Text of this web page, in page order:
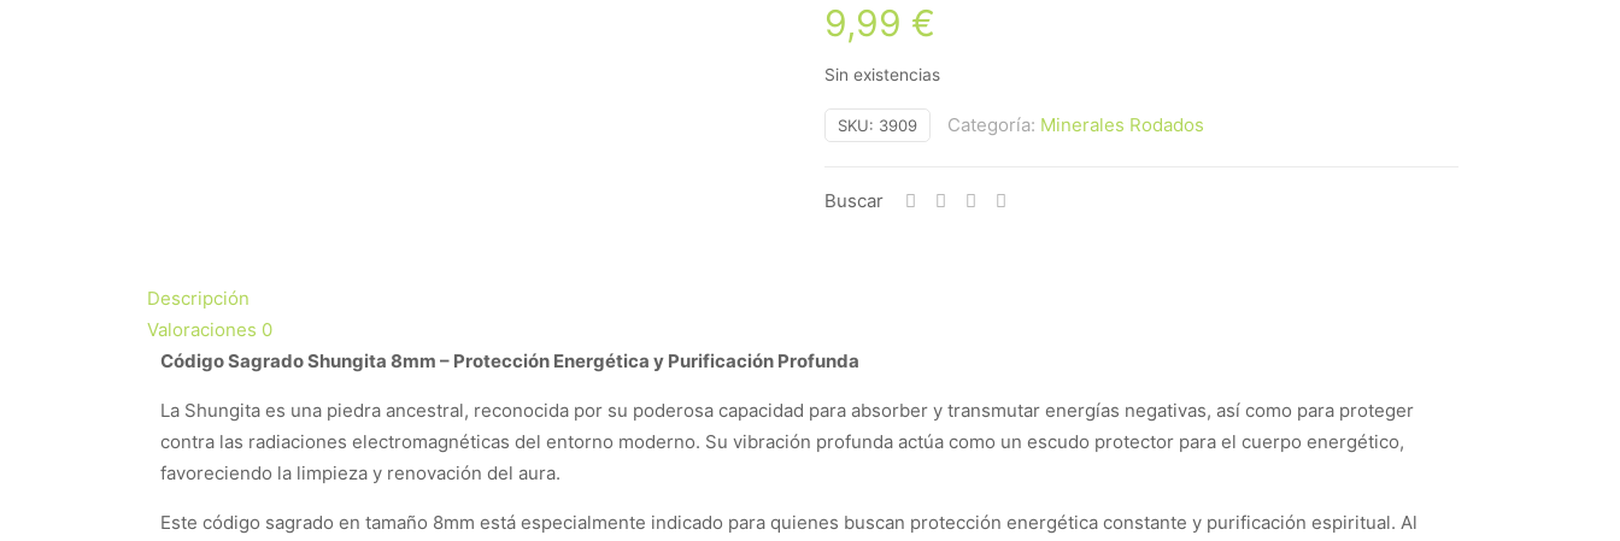
9,99 €
Sin existencias
SKU: 3909 Categoría: Minerales Rodados
Buscar
Descripción
Valoraciones 0
Código Sagrado Shungita 8mm – Protección Energética y Purificación Profunda
La Shungita es una piedra ancestral, reconocida por su poderosa capacidad para absorber y transmutar energías negativas, así como para proteger
contra las radiaciones electromagnéticas del entorno moderno. Su vibración profunda actúa como un escudo protector para el cuerpo energético,
favoreciendo la limpieza y renovación del aura.
Este código sagrado en tamaño 8mm está especialmente indicado para quienes buscan protección energética constante y purificación espiritual. Al